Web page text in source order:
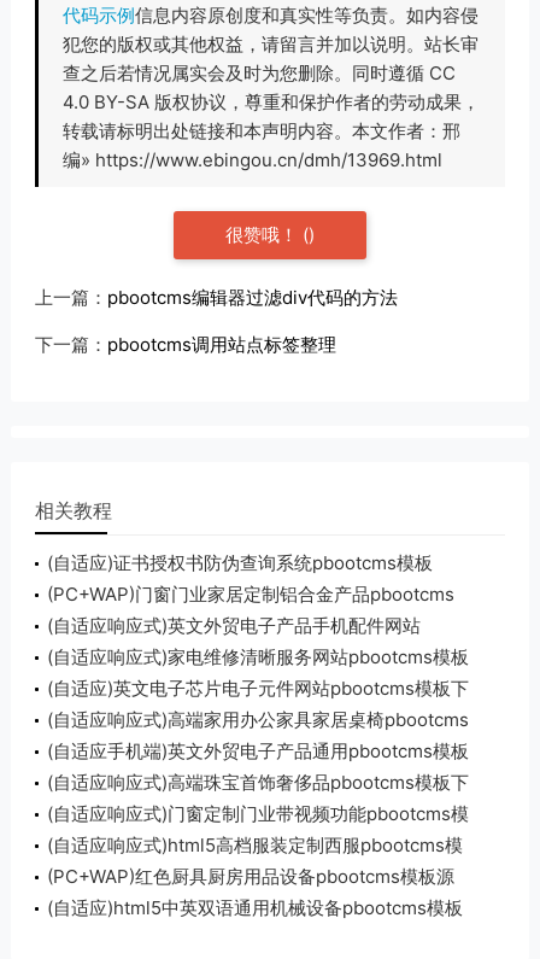
代码示例信息内容原创度和真实性等负责。如内容侵
犯您的版权或其他权益，请留言并加以说明。站长审
查之后若情况属实会及时为您删除。同时遵循 CC
4.0 BY-SA 版权协议，尊重和保护作者的劳动成果，
转载请标明出处链接和本声明内容。本文作者：邢
编» https://www.ebingou.cn/dmh/13969.html
很赞哦！ ()
上一篇： pbootcms编辑器过滤div代码的方法
下一篇： pbootcms调用站点标签整理
相关教程
(自适应)证书授权书防伪查询系统pbootcms模板
(PC+WAP)门窗门业家居定制铝合金产品pbootcms
模板下载
(自适应响应式)英文外贸电子产品手机配件网站
pbootcms模板
(自适应响应式)家电维修清晰服务网站pbootcms模板
免费下载
(自适应)英文电子芯片电子元件网站pbootcms模板下
载
(自适应响应式)高端家用办公家具家居桌椅pbootcms
模板下载
(自适应手机端)英文外贸电子产品通用pbootcms模板
源码下载
(自适应响应式)高端珠宝首饰奢侈品pbootcms模板下
载
(自适应响应式)门窗定制门业带视频功能pbootcms模
板下载
(自适应响应式)html5高档服装定制西服pbootcms模
板下载
(PC+WAP)红色厨具厨房用品设备pbootcms模板源
码下载
(自适应)html5中英双语通用机械设备pbootcms模板